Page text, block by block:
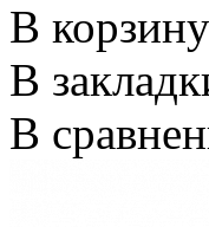
В корзину
В
В